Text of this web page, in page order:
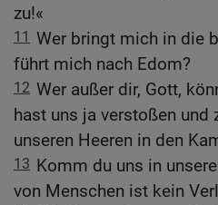
zu!«
11 Wer bringt mich in die
führt mich nach Edom?
12 Wer außer dir, Gott,
hast uns ja verstoßen
unseren Heeren in den
13 Komm du uns in
von Menschen ist kein